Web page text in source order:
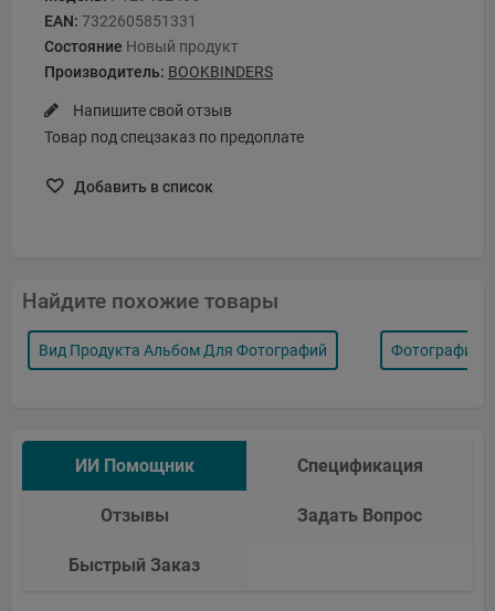
EAN: 7322605851331
Состояние Новый продукт
Производитель: BOOKBINDERS
Напишите свой отзыв
Товар под спецзаказ по предоплате
Добавить в список
Найдите похожие товары
Вид Продукта Альбом Для Фотографий Фотографий
ИИ Помощник Спецификация
Отзывы Задать Вопрос
Быстрый Заказ